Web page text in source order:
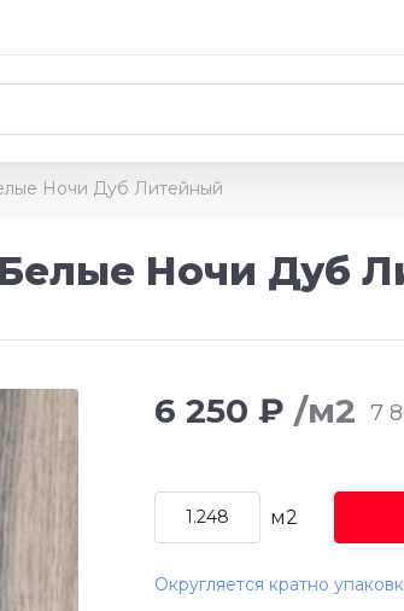
Ночи Дуб Литейный
Ночи Дуб
6 250 ₽ /м2 7
м2
Округляется кратно